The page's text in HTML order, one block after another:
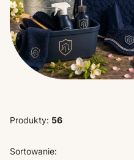
Produkty: 56
Lista produktów
Sortowanie: